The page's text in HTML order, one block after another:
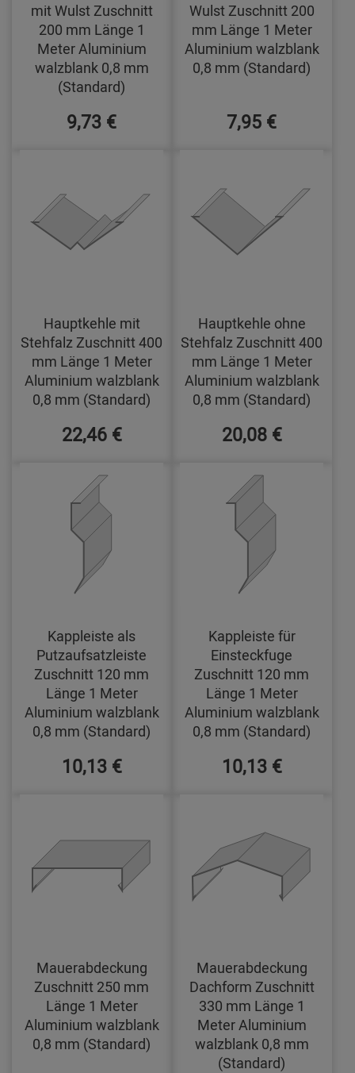
mit Wulst Zuschnitt
200 mm Länge 1
Meter Aluminium
walzblank 0,8 mm
(Standard)
9,73 €
Wulst Zuschnitt 200
mm Länge 1 Meter
Aluminium walzblank
0,8 mm (Standard)
7,95 €
Hauptkehle mit
Stehfalz Zuschnitt 400
mm Länge 1 Meter
Aluminium walzblank
0,8 mm (Standard)
22,46 €
Hauptkehle ohne
Stehfalz Zuschnitt 400
mm Länge 1 Meter
Aluminium walzblank
0,8 mm (Standard)
20,08 €
Kappleiste als
Putzaufsatzleiste
Zuschnitt 120 mm
Länge 1 Meter
Aluminium walzblank
0,8 mm (Standard)
10,13 €
Kappleiste für
Einsteckfuge
Zuschnitt 120 mm
Länge 1 Meter
Aluminium walzblank
0,8 mm (Standard)
10,13 €
Mauerabdeckung
Zuschnitt 250 mm
Länge 1 Meter
Aluminium walzblank
0,8 mm (Standard)
Mauerabdeckung
Dachform Zuschnitt
330 mm Länge 1
Meter Aluminium
walzblank 0,8 mm
(Standard)